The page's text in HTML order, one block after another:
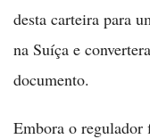
desta carteira para
na Suíça e
documento.
Embora o regulador